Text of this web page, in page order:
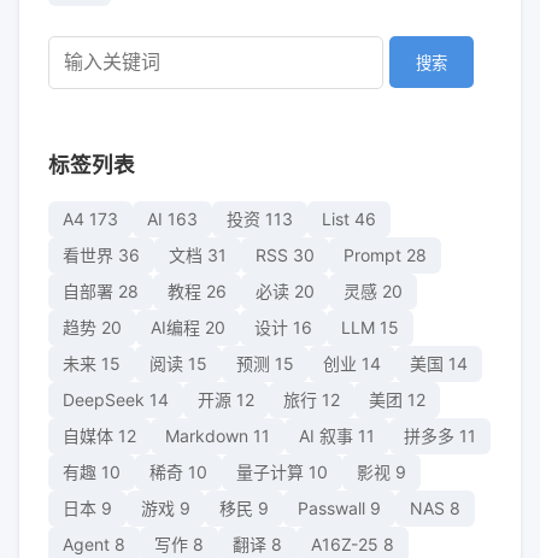
搜索
标签列表
A4 173 AI 163 投资 113 List 46
看世界 36 文档 31 RSS 30 Prompt 28
自部署 28 教程 26 必读 20 灵感 20
趋势 20 AI编程 20 设计 16 LLM 15
未来 15 阅读 15 预测 15 创业 14 美国 14
DeepSeek 14 开源 12 旅行 12 美团 12
自媒体 12 Markdown 11 AI 叙事 11 拼多多 11
有趣 10 稀奇 10 量子计算 10 影视 9
日本 9 游戏 9 移民 9 Passwall 9 NAS 8
Agent 8 写作 8 翻译 8 A16Z-25 8